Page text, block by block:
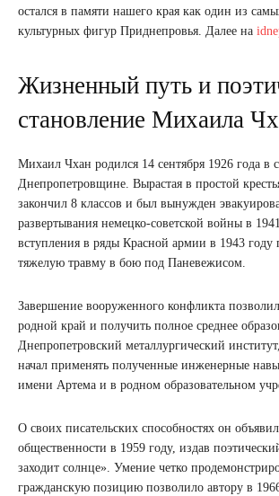
остался в памяти нашего края как один из
культурных фигур Приднепровья. Далее на
Жизненный путь и
становление Михаила
Михаил Чхан родился 14 сентября 1926 года в
Днепропетровщине. Вырастая в простой
закончил 8 классов и был вынужден
развертывания немецко-советской войны в
вступления в ряды Красной армии в 1943 году
тяжелую травму в бою под Паневежисом.
Завершение вооруженного конфликта
родной край и получить полное среднее
Днепропетровский металлургический
начал применять полученные инженерные
имени Артема и в родном образовательном
О своих писательских способностях он
общественности в 1959 году, издав
заходит солнце». Умение четко
гражданскую позицию позволило автору в